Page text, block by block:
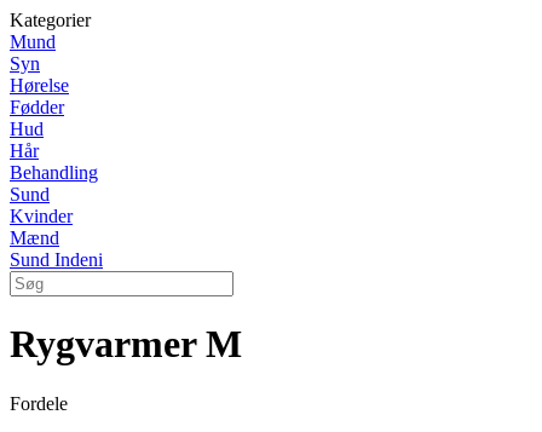
Kategorier
Mund
Syn
Hørelse
Fødder
Hud
Hår
Behandling
Sund
Kvinder
Mænd
Sund Indeni
Rygvarmer M
Fordele